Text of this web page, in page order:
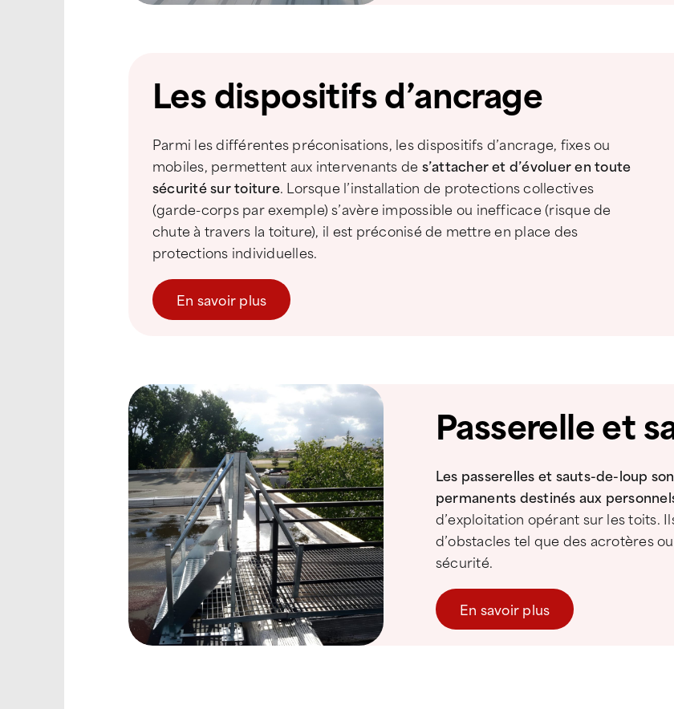
Les dispositifs d’ancrage
Parmi les différentes préconisations, les dispositifs d’ancrage, fixes ou
mobiles, permettent aux intervenants de s’attacher et d’évoluer en toute
sécurité sur toiture. Lorsque l’installation de protections collectives
(garde-corps par exemple) s’avère impossible ou inefficace (risque de
chute à travers la toiture), il est préconisé de mettre en place des
protections individuelles.
En savoir plus
Passerelle et
Les passerelles et sauts-de-loup
permanents destinés aux
d’exploitation opérant sur les toits.
d’obstacles tel que des acrotères
sécurité.
En savoir plus